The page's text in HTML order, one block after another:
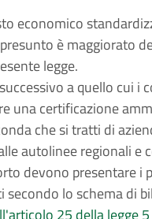
economico
è maggiorato
legge.
a quello cui i
una certificazione
che si tratti di
autolinee regionali e
devono presentare
lo schema di
25 della legge